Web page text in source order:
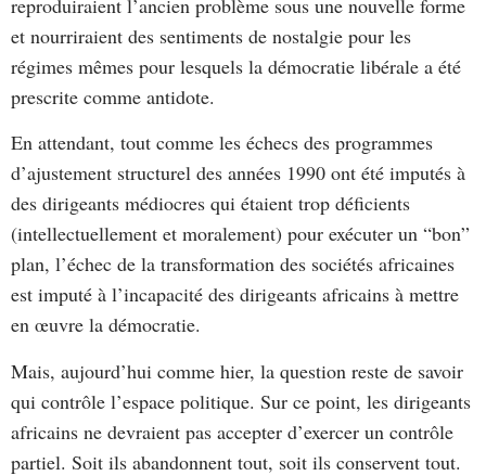
reproduiraient l’ancien problème sous une nouvelle forme
et nourriraient des sentiments de nostalgie pour les
régimes mêmes pour lesquels la démocratie libérale a été
prescrite comme antidote.
En attendant, tout comme les échecs des programmes
d’ajustement structurel des années 1990 ont été imputés à
des dirigeants médiocres qui étaient trop déficients
(intellectuellement et moralement) pour exécuter un “bon”
plan, l’échec de la transformation des sociétés africaines
est imputé à l’incapacité des dirigeants africains à mettre
en œuvre la démocratie.
Mais, aujourd’hui comme hier, la question reste de savoir
qui contrôle l’espace politique. Sur ce point, les dirigeants
africains ne devraient pas accepter d’exercer un contrôle
partiel. Soit ils abandonnent tout, soit ils conservent tout.